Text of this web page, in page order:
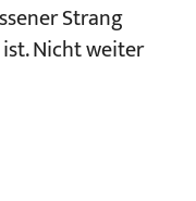
Strang
Nicht weiter